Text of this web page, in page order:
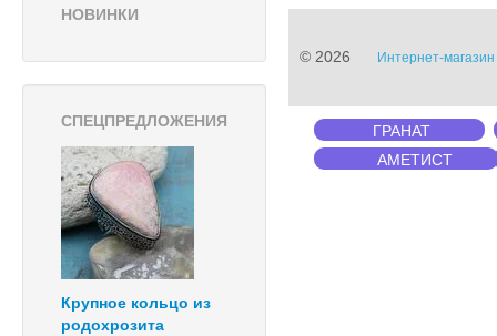
НОВИНКИ
СПЕЦПРЕДЛОЖЕНИЯ
Крупное кольцо из
родохрозита
© 2026 Интернет-
ГРАНАТ
АМЕТИСТ